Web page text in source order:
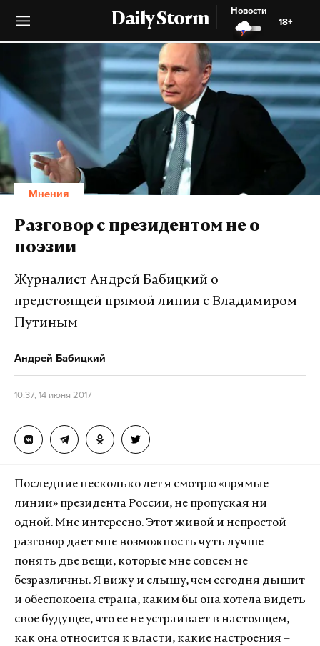
Daily Storm
Новости
18+
Мнения
Разговор с президентом не о
поэзии
Журналист Андрей Бабицкий о
предстоящей прямой линии с Владимиром
Путиным
Андрей Бабицкий
10:37, 14 июня 2017
Последние несколько лет я смотрю «прямые
линии» президента России, не пропуская ни
одной. Мне интересно. Этот живой и непростой
разговор дает мне возможность чуть лучше
понять две вещи, которые мне совсем не
безразличны. Я вижу и слышу, чем сегодня дышит
и обеспокоена страна, каким бы она хотела видеть
свое будущее, что ее не устраивает в настоящем,
как она относится к власти, какие настроения –